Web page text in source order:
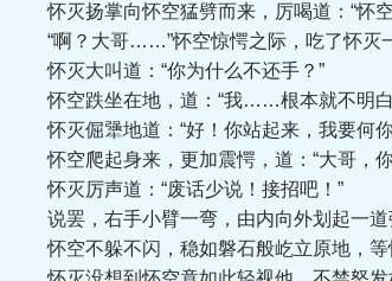
怀灭扬掌向怀空猛劈而来，厉喝道：“怀空
“啊？大哥……”怀空惊愕之际，吃了怀灭一
怀灭大叫道：“你为什么不还手？”
怀空跌坐在地，道：“我……根本就不明白
怀灭倔犟地道：“好！你站起来，我要何你
怀空爬起身来，更加震愕，道：“大哥，你
怀灭厉声道：“废话少说！接招吧！”
说罢，右手小臂一弯，由内向外划起一道
怀空不躲不闪，稳如磐石般屹立原地，等